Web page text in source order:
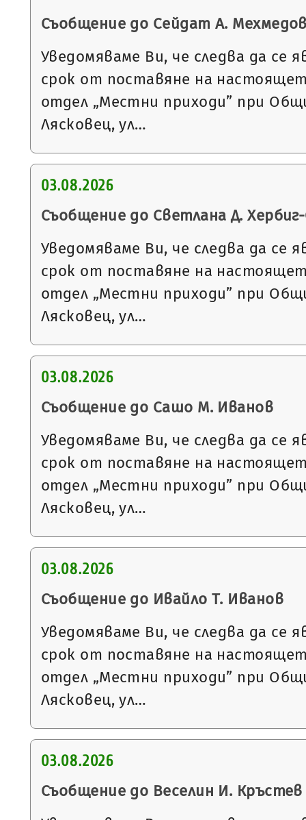
Съобщение до Сейдат А.
Уведомяваме Ви, че следва да се
срок от поставяне на
отдел „Местни приходи” при
Лясковец, ул…
03.08.2026
Съобщение до Светлана Д.
Уведомяваме Ви, че следва да се
срок от поставяне на
отдел „Местни приходи” при
Лясковец, ул…
03.08.2026
Съобщение до Сашо М. Иванов
Уведомяваме Ви, че следва да се
срок от поставяне на
отдел „Местни приходи” при
Лясковец, ул…
03.08.2026
Съобщение до Ивайло Т. Иванов
Уведомяваме Ви, че следва да се
срок от поставяне на
отдел „Местни приходи” при
Лясковец, ул…
03.08.2026
Съобщение до Веселин И. Кръстев